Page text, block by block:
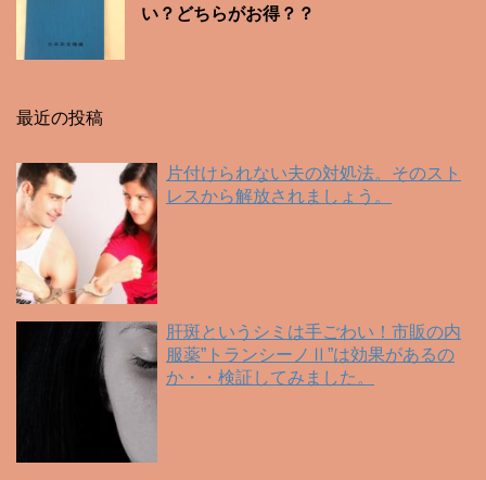
い？どちらがお得？？
最近の投稿
片付けられない夫の対処法。そのスト
レスから解放されましょう。
肝斑というシミは手ごわい！市販の内
服薬”トランシーノⅡ”は効果があるの
か・・検証してみました。